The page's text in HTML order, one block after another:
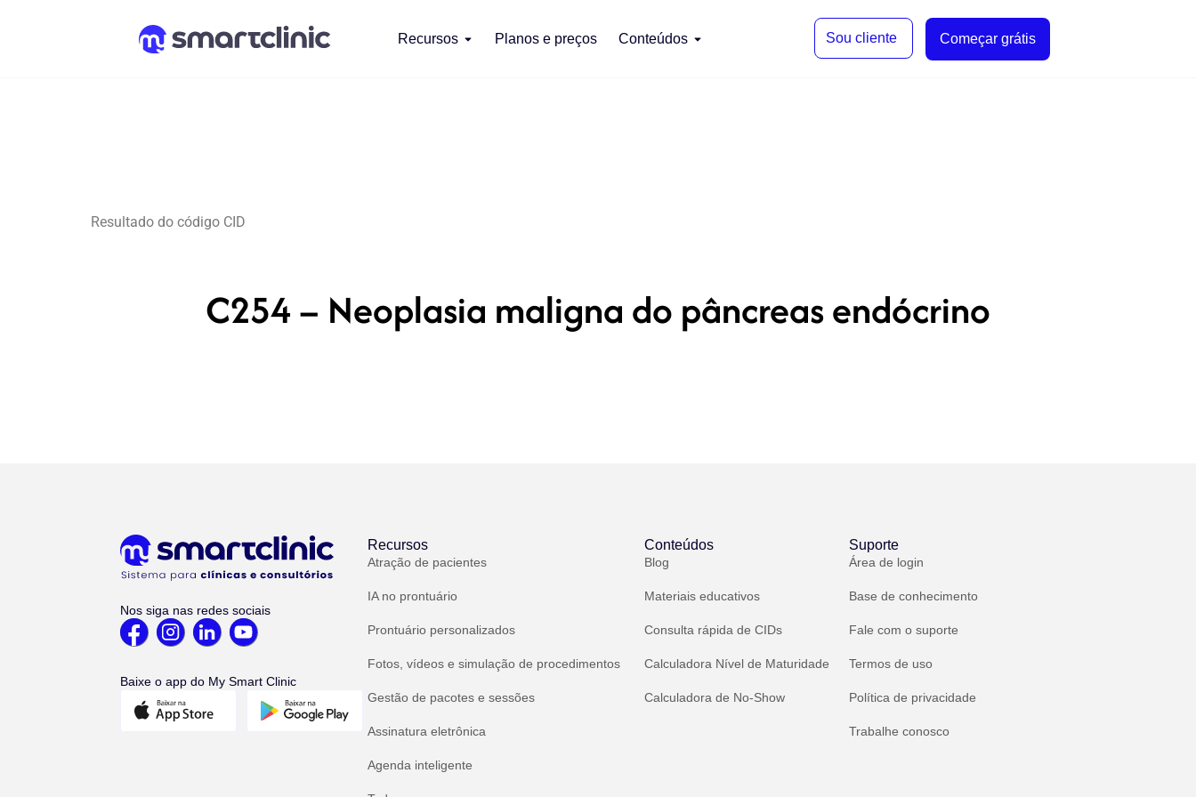
Recursos Planos e preços Conteúdos Sou cliente Começar grátis
Resultado do código CID
C254 – Neoplasia maligna do pâncreas endócrino
Nos siga nas redes sociais
Baixe o app do My Smart Clinic
Recursos
Atração de pacientes
IA no prontuário
Prontuário personalizados
Fotos, vídeos e simulação de procedimentos
Gestão de pacotes e sessões
Assinatura eletrônica
Agenda inteligente
Conteúdos
Blog
Materiais educativos
Consulta rápida de CIDs
Calculadora Nível de Maturidade
Calculadora de No-Show
Suporte
Área de login
Base de conhecimento
Fale com o suporte
Termos de uso
Política de privacidade
Trabalhe conosco